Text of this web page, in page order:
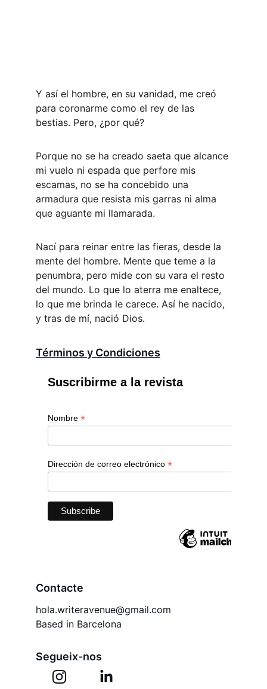
Y así el hombre, en su vanidad, me creó
para coronarme como el rey de las
bestias. Pero, ¿por qué?
Porque no se ha creado saeta que alcance
mi vuelo ni espada que perfore mis
escamas, no se ha concebido una
armadura que resista mis garras ni alma
que aguante mi llamarada.
Nací para reinar entre las fieras, desde la
mente del hombre. Mente que teme a la
penumbra, pero mide con su vara el resto
del mundo. Lo que lo aterra me enaltece,
lo que me brinda le carece. Así he nacido,
y tras de mí, nació Dios.
Contacte
hola.writeravenue@gmail.com
Segueix-nos
Términos y Condiciones
Based in Barcelona